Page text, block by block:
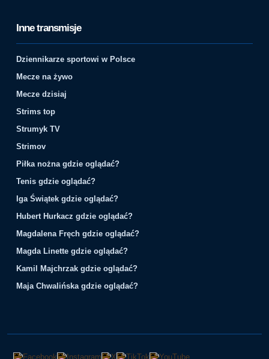
Inne transmisje
Dziennikarze sportowi w Polsce
Mecze na żywo
Mecze dzisiaj
Strims top
Strumyk TV
Strimov
Piłka nożna gdzie oglądać?
Tenis gdzie oglądać?
Iga Świątek gdzie oglądać?
Hubert Hurkacz gdzie oglądać?
Magdalena Fręch gdzie oglądać?
Magda Linette gdzie oglądać?
Kamil Majchrzak gdzie oglądać?
Maja Chwalińska gdzie oglądać?